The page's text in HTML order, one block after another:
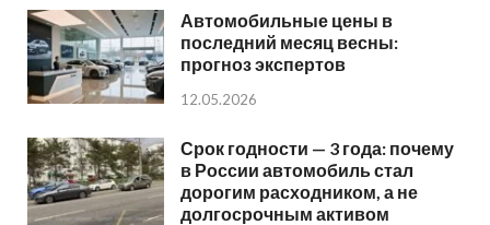
Автомобильные цены в
последний месяц весны:
прогноз экспертов
12.05.2026
Срок годности — 3 года: почему
в России автомобиль стал
дорогим расходником, а не
долгосрочным активом